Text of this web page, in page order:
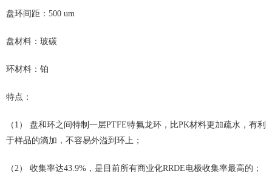
盘环间距： 500 um
盘材料：玻碳
环材料：铂
特点：
（1）盘和环之间特制一层PTFE特氟龙环，比PK材料更加疏水，有利
于样品的滴加，不容易外溢到环上；
（2） 收集率达43.9% ，是目前所有商业化RRDE电极收集率最高的；